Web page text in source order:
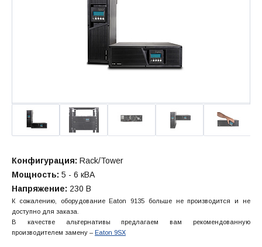
Конфигурация: Rack/Tower
Мощность: 5 - 6 кВА
Напряжение: 230 В
К сожалению, оборудование Eaton 9135 больше не производится и не
доступно для заказа.
В качестве альтернативы предлагаем вам рекомендованную
производителем замену – Eaton 9SX